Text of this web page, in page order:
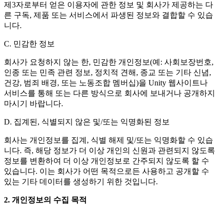
제3자로부터 얻은 이용자에 관한 정보 및 회사가 제공하는 다
른 구독, 제품 또는 서비스에서 파생된 정보와 결합할 수 있습
니다.
C. 민감한 정보
회사가 요청하지 않는 한, 민감한 개인정보(예: 사회보장번호,
인종 또는 민족 관련 정보, 정치적 견해, 종교 또는 기타 신념,
건강, 범죄 배경, 또는 노동조합 멤버십)을 Unity 웹사이트나
서비스를 통해 또는 다른 방식으로 회사에 보내거나 공개하지
마시기 바랍니다.
D. 집계된, 식별되지 않은 및/또는 익명화된 정보
회사는 개인정보를 집계, 식별 해제 및/또는 익명화할 수 있습
니다. 즉, 해당 정보가 더 이상 개인의 신원과 관련되지 않도록
정보를 변환하여 더 이상 개인정보로 간주되지 않도록 할 수
있습니다. 이는 회사가 어떤 목적으로든 사용하고 공개할 수
있는 기타 데이터를 생성하기 위한 것입니다.
2. 개인정보의 수집 목적